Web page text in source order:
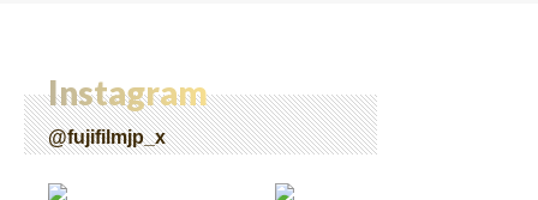
Instagram
@fujifilmjp_x